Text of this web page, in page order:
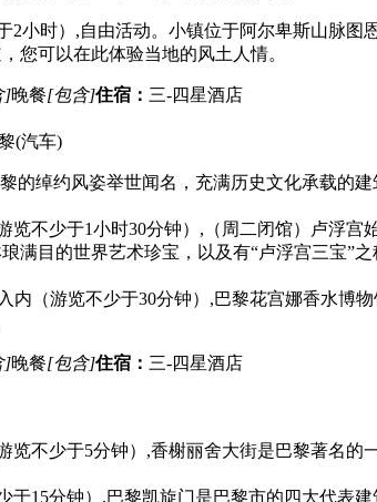
2小时）,自由活动。小镇位于阿尔卑斯山脉
您可以在此体验当地的风土人情。
]晚餐[包含]住宿： 三-四星酒店
(汽车)
的绰约风姿举世闻名，充满历史文化承载的
览不少于1小时30分钟）,（周二闭馆）卢浮
满目的世界艺术珍宝，以及有“卢浮宫三宝”
内（游览不少于30分钟）,巴黎花宫娜香水
]晚餐[包含]住宿： 三-四星酒店
览不少于5分钟）,香榭丽舍大街是巴黎著名
于15分钟）,巴黎凯旋门是巴黎市的四大代表